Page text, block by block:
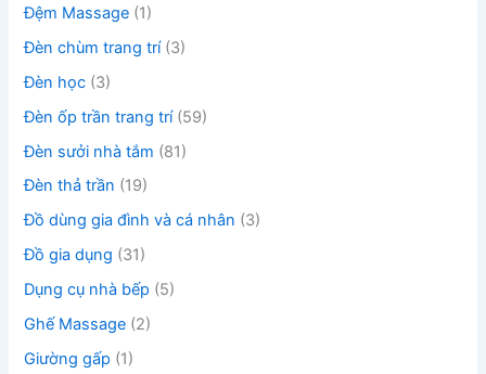
Đệm Massage (1)
Đèn chùm trang trí (3)
Đèn học (3)
Đèn ốp trần trang trí (59)
Đèn sưởi nhà tắm (81)
Đèn thả trần (19)
Đồ dùng gia đình và cá nhân (3)
Đồ gia dụng (31)
Dụng cụ nhà bếp (5)
Ghế Massage (2)
Giường gấp (1)